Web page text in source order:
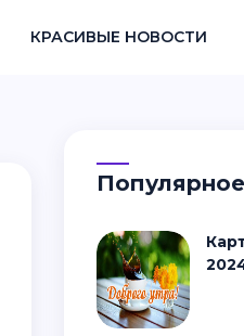
КРАСИВЫЕ НОВОСТИ
Популярное
Картинки - С добрым утром